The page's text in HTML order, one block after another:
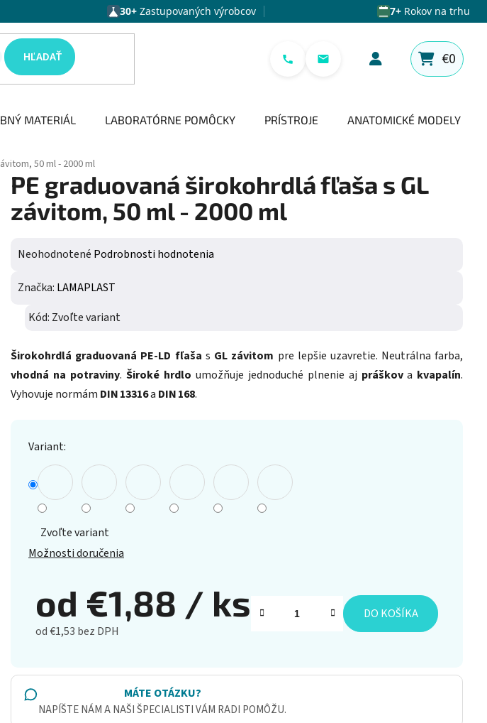
30+ Zastupovaných výrobcov 7+Rokov na trhu
HĽADAŤ
NÁKUPNÝ
€0
MATERIÁL LABORATÓRNE POMÔCKY PRÍSTROJE ANATOMICKÉ MODELY
50 ml - 2000 ml
PE graduovaná širokohrdlá fľaša s GL
závitom, 50 ml - 2000 ml
Priemerné hodnotenie produktu je 0,0 z 5 hviezdičiek.
Neohodnotené Podrobnosti hodnotenia
Značka: LAMAPLAST
Kód: Zvoľte variant
Širokohrdlá graduovaná PE‑LD fľaša s GL závitom pre lepšie uzavretie. Neutrálna farba,
vhodná na potraviny. Široké hrdlo umožňuje jednoduché plnenie aj práškova kvapalín.
Vyhovuje normám DIN 13316a DIN 168.
Variant:
Zvoľte variant
Možnosti doručenia
od €1,88 / ks
od€1,53 bez DPH
DO KOŠÍKA
MÁTE OTÁZKU?
NAPÍŠTE NÁM A NAŠI ŠPECIALISTI VÁM RADI POMÔŽU.